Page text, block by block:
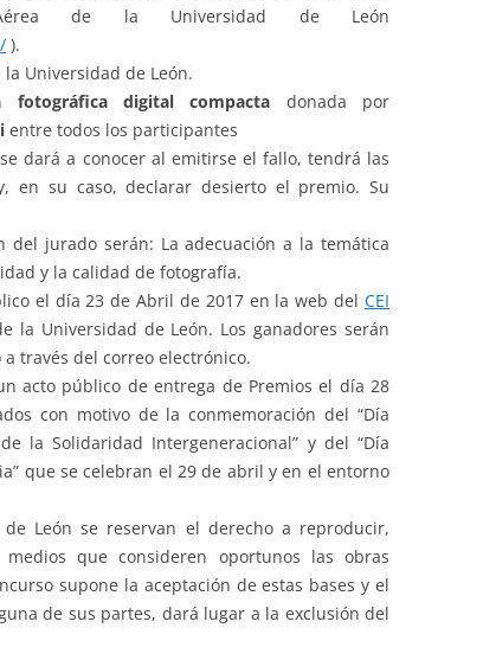
de la Universidad de León
).
la Universidad de León.
fotográfica digital compacta donada por
entre todos los participantes
dará a conocer al emitirse el fallo, tendrá las
en su caso, declarar desierto el premio. Su
del jurado serán: La adecuación a la temática
y la calidad de fotografía.
el día 23 de Abril de 2017 en la web del CEI
la Universidad de León. Los ganadores serán
través del correo electrónico.
acto público de entrega de Premios el día 28
con motivo de la conmemoración del “Día
la Solidaridad Intergeneracional” y del “Día
que se celebran el 29 de abril y en el entorno
León se reservan el derecho a reproducir,
que consideren oportunos las obras
supone la aceptación de estas bases y el
de sus partes, dará lugar a la exclusión del